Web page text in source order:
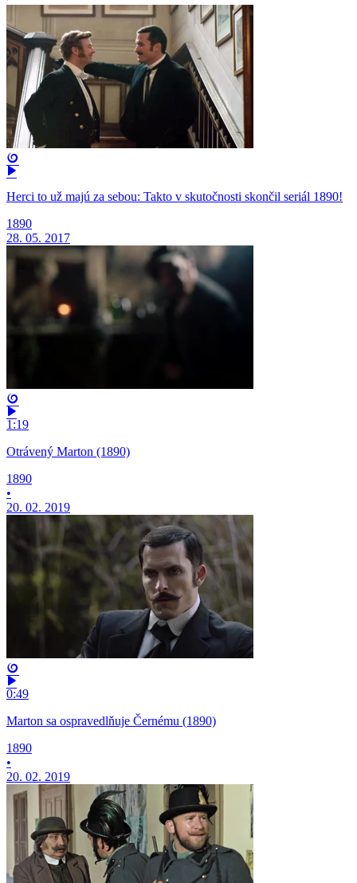
Herci to už majú za sebou: Takto v skutočnosti skončil seriál 1890!
1890
28. 05. 2017
1:19
Otrávený Marton (1890)
1890
•
20. 02. 2019
0:49
Marton sa ospravedlňuje Černému (1890)
1890
•
20. 02. 2019